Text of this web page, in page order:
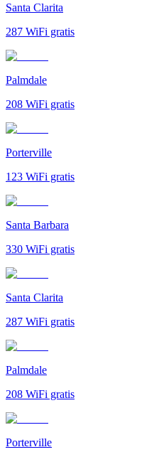
Santa Clarita
287 WiFi gratis
Palmdale
208 WiFi gratis
Porterville
123 WiFi gratis
Santa Barbara
330 WiFi gratis
Santa Clarita
287 WiFi gratis
Palmdale
208 WiFi gratis
Porterville